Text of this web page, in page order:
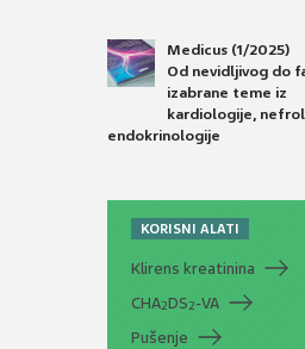
Medicus (1/2025)
Od nevidljivog do
izabrane teme iz
kardiologije,
endokrinologije
KORISNI ALATI
Klirens kreatinina
CHA2DS2-VA
Pušenje